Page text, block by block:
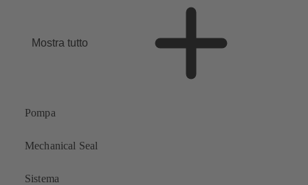
Mostra tutto
Pompa
Mechanical Seal
Sistema